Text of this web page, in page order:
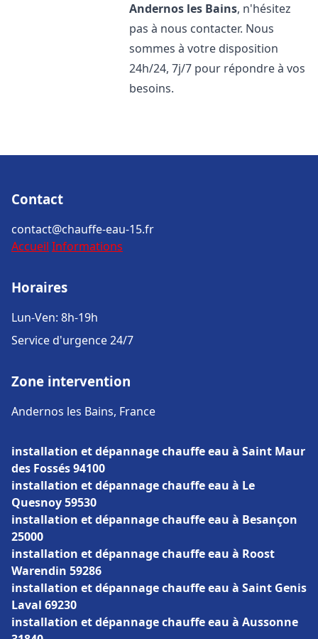
Andernos les Bains, n'hésitez
pas à nous contacter. Nous
sommes à votre disposition
24h/24, 7j/7 pour répondre à vos
besoins.
Contact
contact@chauffe-eau-15.fr
Accueil Informations
Horaires
Lun-Ven: 8h-19h
Service d'urgence 24/7
Zone intervention
Andernos les Bains, France
installation et dépannage chauffe eau à Saint Maur
des Fossés 94100
installation et dépannage chauffe eau à Le
Quesnoy 59530
installation et dépannage chauffe eau à Besançon
25000
installation et dépannage chauffe eau à Roost
Warendin 59286
installation et dépannage chauffe eau à Saint Genis
Laval 69230
installation et dépannage chauffe eau à Aussonne